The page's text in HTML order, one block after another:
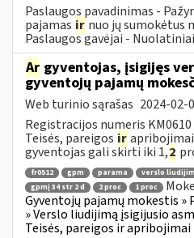
Paslaugos pavadinimas -
pajamas ir nuo jų sumokėtus
Paslaugos gavėjai - Nuolatiniai
Ar gyventojas, įsigijęs
gyventojų pajamų
Web turinio sąrašas 2024-02-
Registracijos numeris
Teisės, pareigos ir
gyventojas gali skirti iki 1,2
fr0512 gpm parama verslo
gpmį 34 str 2 d
2 proc 1 proc
Gyventojų pajamų mokestis »
» Verslo liudijimą įsigijusio
Teisės, pareigos ir apribojimai